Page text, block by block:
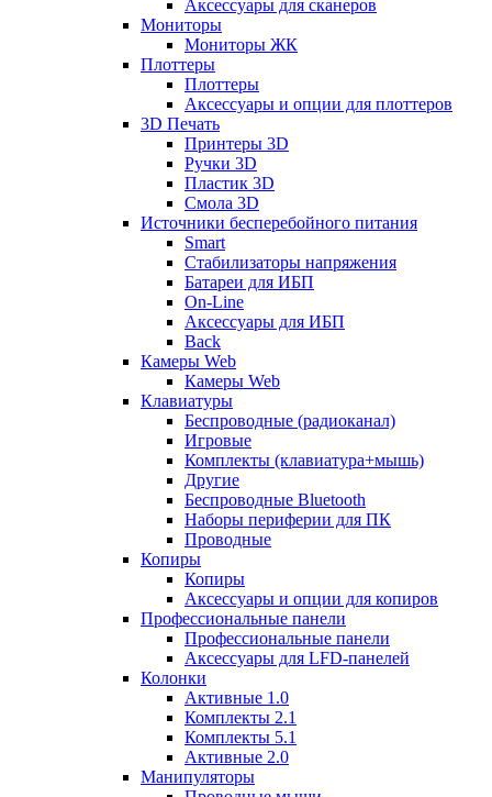
Аксессуары для сканеров
Мониторы
Мониторы ЖК
Плоттеры
Плоттеры
Аксессуары и опции для плоттеров
3D Печать
Принтеры 3D
Ручки 3D
Пластик 3D
Смола 3D
Источники бесперебойного питания
Smart
Стабилизаторы напряжения
Батареи для ИБП
On-Line
Аксессуары для ИБП
Back
Камеры Web
Камеры Web
Клавиатуры
Беспроводные (радиоканал)
Игровые
Комплекты (клавиатура+мышь)
Другие
Беспроводные Bluetooth
Наборы периферии для ПК
Проводные
Копиры
Копиры
Аксессуары и опции для копиров
Профессиональные панели
Профессиональные панели
Аксессуары для LFD-панелей
Колонки
Активные 1.0
Комплекты 2.1
Комплекты 5.1
Активные 2.0
Манипуляторы